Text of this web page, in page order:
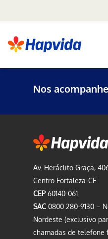
Nos
Av. Heráclito Graça,
Centro Fortaleza-CE
CEP60140-061
SAC 0800 280-9130 –
Nordeste (exclusivo
chamadas de telefone